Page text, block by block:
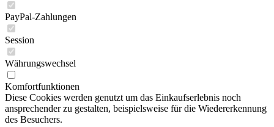
PayPal-Zahlungen
Session
Währungswechsel
Komfortfunktionen
Diese Cookies werden genutzt um das Einkaufserlebnis noch
ansprechender zu gestalten, beispielsweise für die Wiedererkennung
des Besuchers.